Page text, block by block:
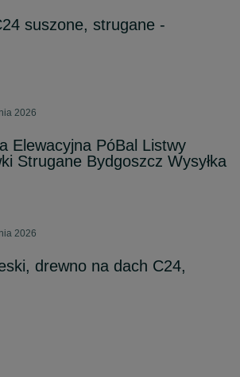
suszone, strugane -
2026
Elewacyjna PóBal Listwy
Strugane Bydgoszcz Wysyłka
2026
drewno na dach C24,